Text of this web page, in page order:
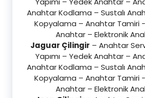
Anahtar Kodlama – Sustalı
Kopyalama – Anahtar Tamiri
Anahtar – Elektronik
Jaguar Çilingir – Anahtar
Yapımı – Yedek Anahtar –
Anahtar Kodlama – Sustalı
Kopyalama – Anahtar Tamiri
Anahtar – Elektronik